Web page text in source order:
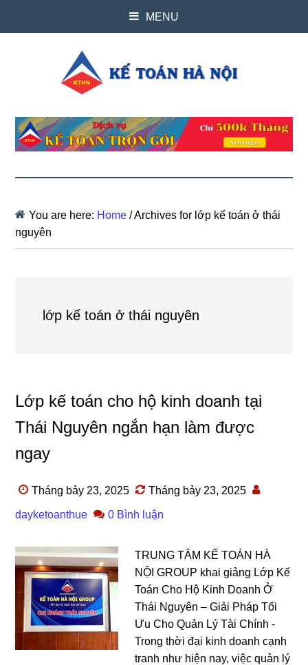
MENU
You are here: Home /Archives for lớp kế toán ở thái
nguyên
lớp kế toán ở thái nguyên
Lớp kế toán cho hộ kinh doanh tại
Thái Nguyên ngắn hạn làm được
ngay
Tháng bảy 23, 2025 Tháng bảy 23, 2025
dayketoanthue 0 Bình luận
TRUNG TÂM KẾ TOÁN HÀ
NỘI GROUP khai giảng Lớp Kế
Toán Cho Hộ Kinh Doanh Ở
Thái Nguyên – Giải Pháp Tối
Ưu Cho Quản Lý Tài Chính -
Trong thời đại kinh doanh cạnh
tranh như hiện nay, việc quản lý